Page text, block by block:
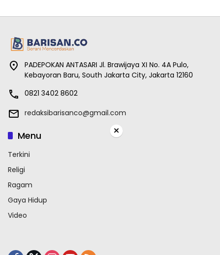
PADEPOKAN ANTASARI Jl. Brawijaya XI No. 4A Pulo,
Kebayoran Baru, South Jakarta City, Jakarta 12160
0821 3402 8602
redaksibarisanco@gmail.com
Menu
Terkini
Religi
Ragam
Gaya Hidup
Video
×